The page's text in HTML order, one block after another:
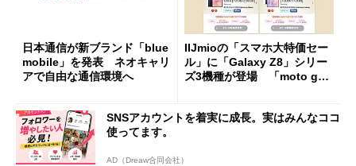
日本通信が新ブランド「blue
mobile」を発表 ネオキャリ
アで自由な通信環境へ
IIJmioの「スマホ大特価セー
ル」に「Galaxy Z8」シリー
ズ3機種が登場 「moto g37
SNSアカウントを着実に成長。実はみんなココ
使ってます。
AD（Dreaw合同会社）